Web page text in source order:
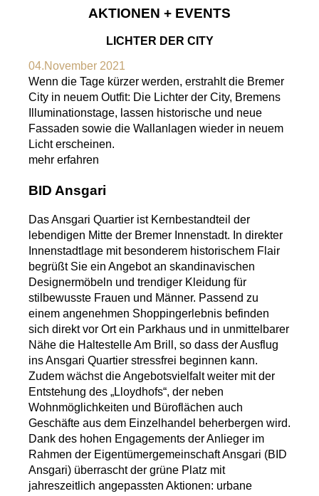
AKTIONEN + EVENTS
LICHTER DER CITY
04.November 2021
Wenn die Tage kürzer werden, erstrahlt die Bremer
City in neuem Outfit: Die Lichter der City, Bremens
Illuminationstage, lassen historische und neue
Fassaden sowie die Wallanlagen wieder in neuem
Licht erscheinen.
mehr erfahren
BID Ansgari
Das Ansgari Quartier ist Kernbestandteil der
lebendigen Mitte der Bremer Innenstadt. In direkter
Innenstadtlage mit besonderem historischem Flair
begrüßt Sie ein Angebot an skandinavischen
Designermöbeln und trendiger Kleidung für
stilbewusste Frauen und Männer. Passend zu
einem angenehmen Shoppingerlebnis befinden
sich direkt vor Ort ein Parkhaus und in unmittelbarer
Nähe die Haltestelle Am Brill, so dass der Ausflug
ins Ansgari Quartier stressfrei beginnen kann.
Zudem wächst die Angebotsvielfalt weiter mit der
Entstehung des „Lloydhofs“, der neben
Wohnmöglichkeiten und Büroflächen auch
Geschäfte aus dem Einzelhandel beherbergen wird.
Dank des hohen Engagements der Anlieger im
Rahmen der Eigentümergemeinschaft Ansgari (BID
Ansgari) überrascht der grüne Platz mit
jahreszeitlich angepassten Aktionen: urbane